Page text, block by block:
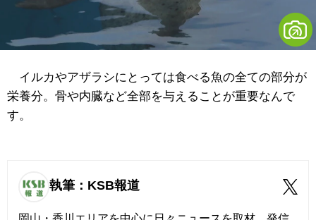
イルカやアザラシにとっては食べる魚の全ての部分が
栄養分。骨や内臓など全部を与えることが重要なんで
す。
執筆：KSB報道